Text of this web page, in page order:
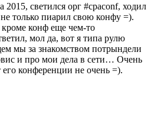
светился орг #cpaconf, ходил
только пиарил свою конфу =).
конф еще чем-то
мол да, вот я типа рулю
мы за знакомством потрындели
и про мои дела в сети… Очень
конференции не очень =).